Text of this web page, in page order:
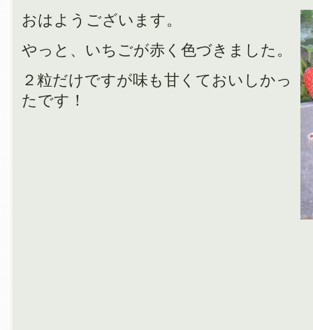
おはようございます。
やっと、いちごが赤く色づきました。
２粒だけですが味も甘くておいしかっ
たです！